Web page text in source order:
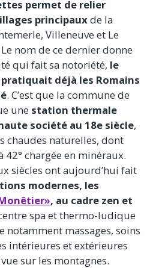
permet de relier
principauxde la
Villeneuve et Le
nom de ce dernier donne
qui fait sa notoriété, le
déjà les Romains
. C’est que la commune de
une station thermale
société au 18e siècle,
chaudes naturelles, dont
42° chargée en minéraux.
siècles ont aujourd’hui fait
modernes, les
, au cadre zen et
spa et thermo-ludique
notamment massages, soins
intérieures et extérieures
sur les montagnes.